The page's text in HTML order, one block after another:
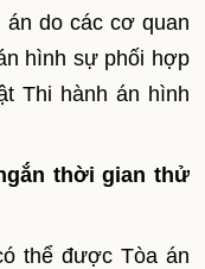
án do các cơ quan
hình sự phối hợp
Thi hành án hình
thời gian thử
thể được Tòa án